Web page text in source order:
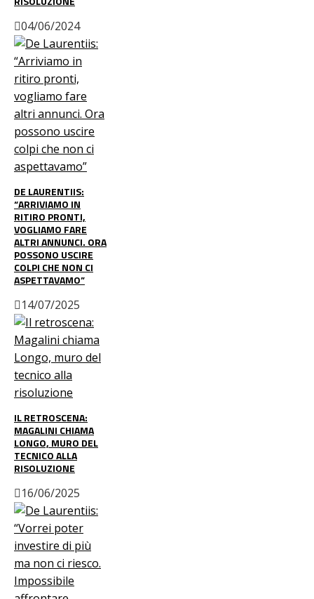
04/06/2024
DE LAURENTIIS:
“ARRIVIAMO IN
RITIRO PRONTI,
VOGLIAMO FARE
ALTRI ANNUNCI. ORA
POSSONO USCIRE
COLPI CHE NON CI
ASPETTAVAMO”
14/07/2025
IL RETROSCENA:
MAGALINI CHIAMA
LONGO, MURO DEL
TECNICO ALLA
RISOLUZIONE
16/06/2025